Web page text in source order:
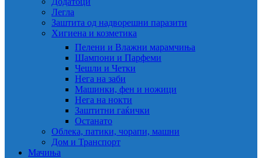
Легла
Заштита од надворешни паразити
Хигиена и козметика
Пелени и Влажни марамчиња
Шампони и Парфеми
Чешли и Четки
Нега на заби
Машинки, фен и ножици
Нега на нокти
Заштитни гаќички
Останато
Облека, патики, чорапи, машни
Дом и Транспорт
Мачиња